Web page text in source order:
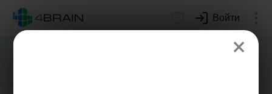
Войти
Подарим индивидуальный план
×